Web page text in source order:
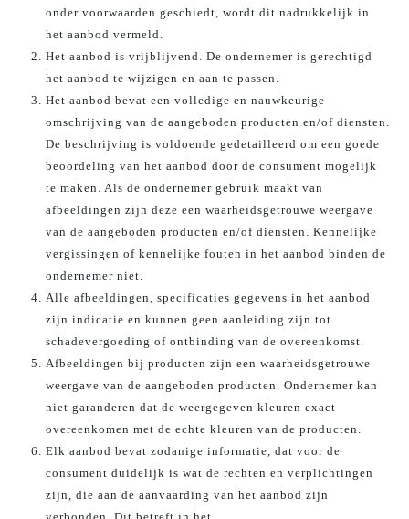
onder voorwaarden geschiedt, wordt dit nadrukkelijk in
het aanbod vermeld.
Het aanbod is vrijblijvend. De ondernemer is gerechtigd
het aanbod te wijzigen en aan te passen.
Het aanbod bevat een volledige en nauwkeurige
omschrijving van de aangeboden producten en/of diensten.
De beschrijving is voldoende gedetailleerd om een goede
beoordeling van het aanbod door de consument mogelijk
te maken. Als de ondernemer gebruik maakt van
afbeeldingen zijn deze een waarheidsgetrouwe weergave
van de aangeboden producten en/of diensten. Kennelijke
vergissingen of kennelijke fouten in het aanbod binden de
ondernemer niet.
Alle afbeeldingen, specificaties gegevens in het aanbod
zijn indicatie en kunnen geen aanleiding zijn tot
schadevergoeding of ontbinding van de overeenkomst.
Afbeeldingen bij producten zijn een waarheidsgetrouwe
weergave van de aangeboden producten. Ondernemer kan
niet garanderen dat de weergegeven kleuren exact
overeenkomen met de echte kleuren van de producten.
Elk aanbod bevat zodanige informatie, dat voor de
consument duidelijk is wat de rechten en verplichtingen
zijn, die aan de aanvaarding van het aanbod zijn